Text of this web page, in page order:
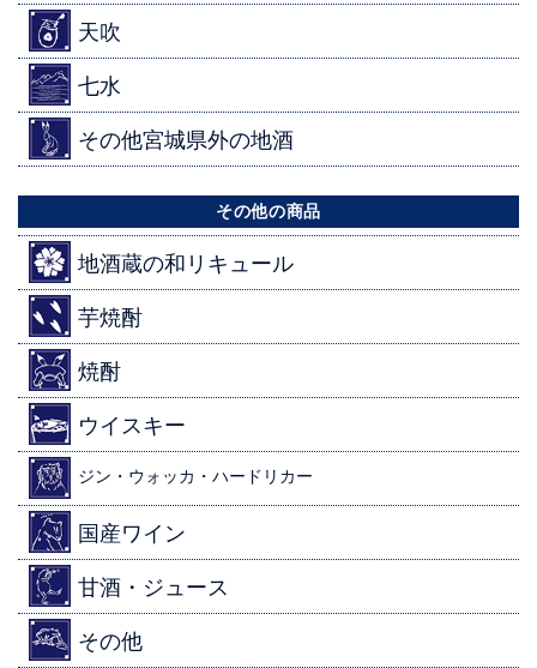
天吹
七水
その他宮城県外の地酒
その他の商品
地酒蔵の和リキュール
芋焼酎
焼酎
ウイスキー
ジン・ウォッカ・ハードリカー
国産ワイン
甘酒・ジュース
その他